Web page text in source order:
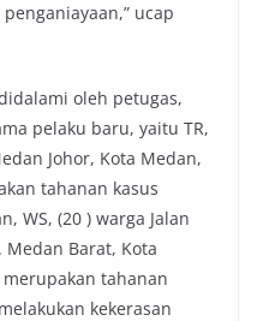
ucap
oleh petugas,
pelaku baru, yaitu TR,
Johor, Kota Medan,
tahanan kasus
WS, (20 ) warga Jalan
Medan Barat, Kota
tahanan
kekerasan